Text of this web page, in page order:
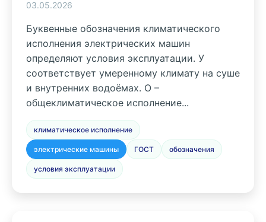
03.05.2026
Буквенные обозначения климатического
исполнения электрических машин
определяют условия эксплуатации. У
соответствует умеренному климату на суше
и внутренних водоёмах. О –
общеклиматическое исполнение...
климатическое исполнение
электрические машины ГОСТ обозначения
условия эксплуатации